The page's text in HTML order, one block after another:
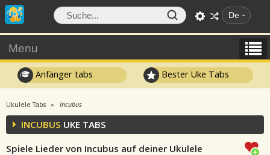
De
Menu
Anfänger tabs Bester Uke Tabs
Ukulele Tabs Incubus
INCUBUS UKE TABS
Spiele Lieder von Incubus auf deiner Ukulele